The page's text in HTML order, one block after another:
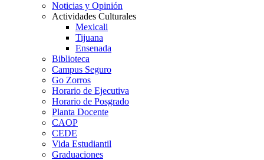
Noticias y Opinión
Actividades Culturales
Mexicali
Tijuana
Ensenada
Biblioteca
Campus Seguro
Go Zorros
Horario de Ejecutiva
Horario de Posgrado
Planta Docente
CAOP
CEDE
Vida Estudiantil
Graduaciones